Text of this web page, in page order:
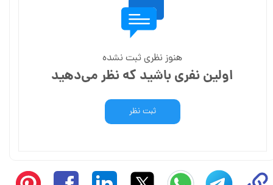
هنوز نظری ثبت نشده
اولین نفری باشید که نظر می‌دهید
ثبت نظر